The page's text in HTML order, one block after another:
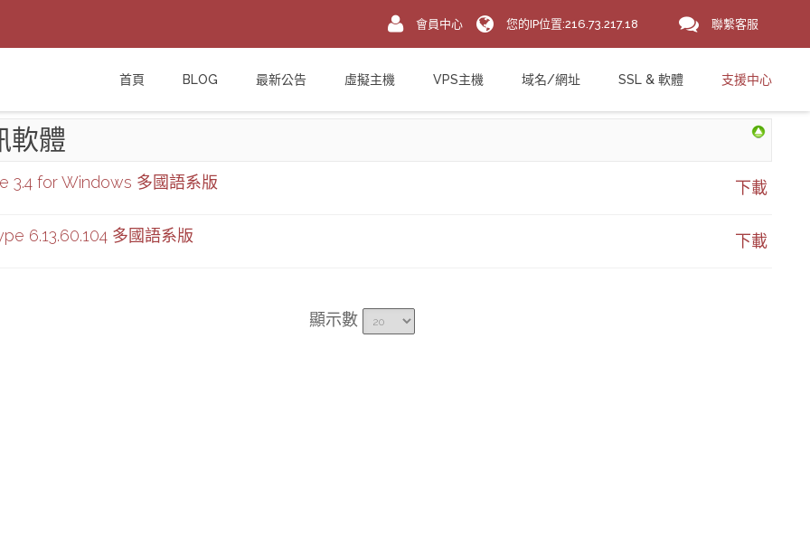
軟體
3.4 for Windows 多國語系版 下載
6.13.60.104 多國語系版 下載
顯示數
註冊/登入 或註冊會員
信箱
密碼
安全密鑰(已設定雙重認證才需輸入)
加入會員
忘記您的密碼？
聯繫客服
您的IP位置:216.73.217.18
會員中心
首頁 BLOG 最新公告 虛擬主機 VPS主機 域名/網址 SSL & 軟體 支援中心